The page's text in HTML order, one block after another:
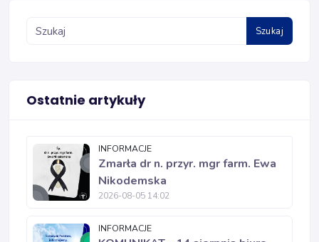
Szukaj
Ostatnie artykuły
INFORMACJE
Zmarła dr n. przyr. mgr farm. Ewa
Nikodemska
2026-08-05 14:02
INFORMACJE